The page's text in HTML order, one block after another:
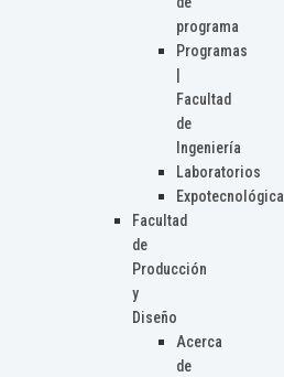
programa
Programas
Facultad
de
Ingeniería
Laboratorios
Expotecnológica
Facultad
de
Producción
y
Diseño
Acerca
de